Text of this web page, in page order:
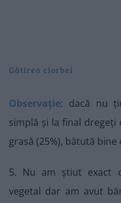
Gătirea ciorbei
Observație: dacă nu
simplă și la final dregeți
grasă (25%), bătută
5. Nu am știut exact
vegetal dar am avut